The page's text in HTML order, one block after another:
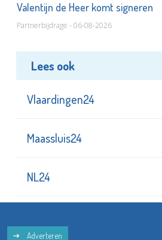
Valentijn de Heer komt signeren
Partnerbijdrage - 06-08-2026
Lees ook
Vlaardingen24
Maassluis24
NL24
Adverteren